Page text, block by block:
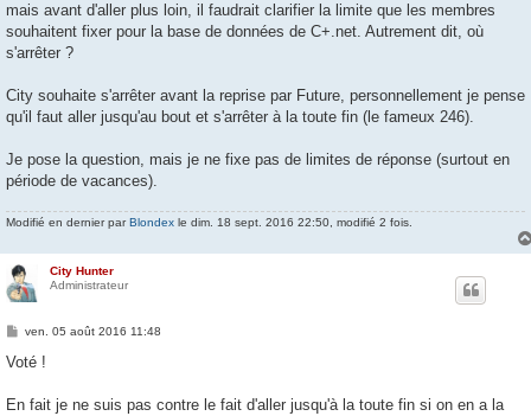
a
g
mais avant d'aller plus loin, il faudrait clarifier la limite que les membres
souhaitent fixer pour la base de données de C+.net. Autrement dit, où
s'arrêter ?
City souhaite s'arrêter avant la reprise par Future, personnellement je pense
qu'il faut aller jusqu'au bout et s'arrêter à la toute fin (le fameux 246).
Je pose la question, mais je ne fixe pas de limites de réponse (surtout en
période de vacances).
Modifié en dernier par Blondex le dim. 18 sept. 2016 22:50, modifié 2 fois.
City Hunter
Administrateur
M
s
g
ven. 05 août 2016 11:48
Voté !
En fait je ne suis pas contre le fait d'aller jusqu'à la toute fin si on en a la